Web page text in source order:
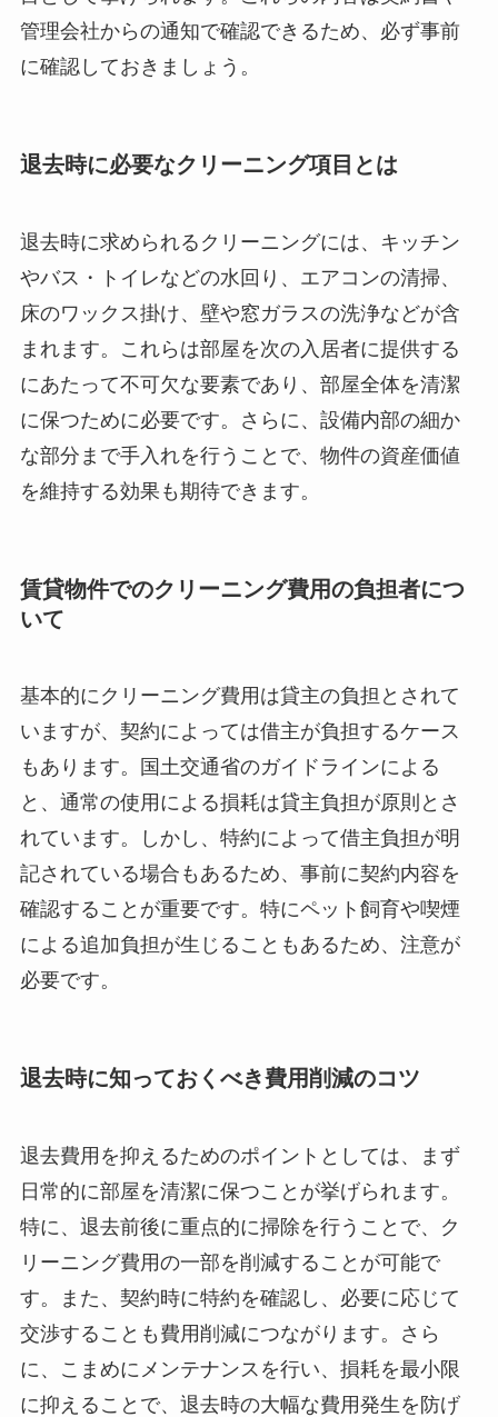
管理会社からの通知で確認できるため、必ず事前
に確認しておきましょう。
退去時に必要なクリーニング項目とは
退去時に求められるクリーニングには、キッチン
やバス・トイレなどの水回り、エアコンの清掃、
床のワックス掛け、壁や窓ガラスの洗浄などが含
まれます。これらは部屋を次の入居者に提供する
にあたって不可欠な要素であり、部屋全体を清潔
に保つために必要です。さらに、設備内部の細か
な部分まで手入れを行うことで、物件の資産価値
を維持する効果も期待できます。
賃貸物件でのクリーニング費用の負担者につ
いて
基本的にクリーニング費用は貸主の負担とされて
いますが、契約によっては借主が負担するケース
もあります。国土交通省のガイドラインによる
と、通常の使用による損耗は貸主負担が原則とさ
れています。しかし、特約によって借主負担が明
記されている場合もあるため、事前に契約内容を
確認することが重要です。特にペット飼育や喫煙
による追加負担が生じることもあるため、注意が
必要です。
退去時に知っておくべき費用削減のコツ
退去費用を抑えるためのポイントとしては、まず
日常的に部屋を清潔に保つことが挙げられます。
特に、退去前後に重点的に掃除を行うことで、ク
リーニング費用の一部を削減することが可能で
す。また、契約時に特約を確認し、必要に応じて
交渉することも費用削減につながります。さら
に、こまめにメンテナンスを行い、損耗を最小限
に抑えることで、退去時の大幅な費用発生を防げ